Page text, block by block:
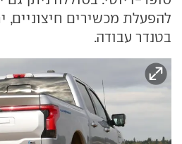
להפעלת מכשירים חיצוניים,
בטנדר עבודה.